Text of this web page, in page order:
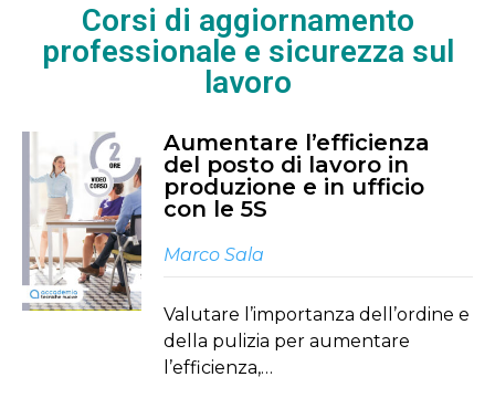
Corsi di aggiornamento
professionale e sicurezza sul
lavoro
Aumentare l’efficienza
del posto di lavoro in
produzione e in ufficio
con le 5S
Marco Sala
Valutare l’importanza dell’ordine e
della pulizia per aumentare
l’efficienza,…